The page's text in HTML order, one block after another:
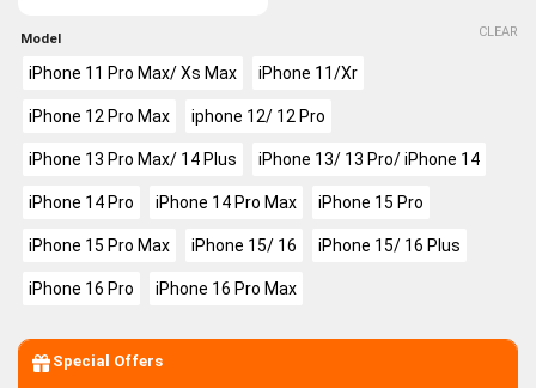
Model
iPhone 11 Pro Max/ Xs Max iPhone 11/Xr
iPhone 12 Pro Max iphone 12/ 12 Pro
iPhone 13 Pro Max/ 14 Plus iPhone 13/ 13 Pro/ iPhone 14
iPhone 14 Pro iPhone 14 Pro Max iPhone 15 Pro
iPhone 15 Pro Max iPhone 15/ 16 iPhone 15/ 16 Plus
iPhone 16 Pro iPhone 16 Pro Max
CLEAR
Special Offers